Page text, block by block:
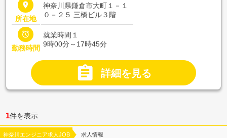
place
所在地
神奈川県鎌倉市大町１－１
０－２５ 三橋ビル３階

勤務時間
就業時間１
9時00分～17時45分
 詳細を見る
1件を表示
神奈川エンジニア求人JOB 求人情報